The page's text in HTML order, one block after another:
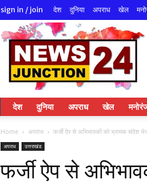
sign in / join देश दुनिया अपराध खेल
देश दुनिया अपराध खेल
Home अपराध फर्जी ऐप से अभिभावकों को भ्रामक संदेश
अपराध उत्तराखंड
फर्जी ऐप से